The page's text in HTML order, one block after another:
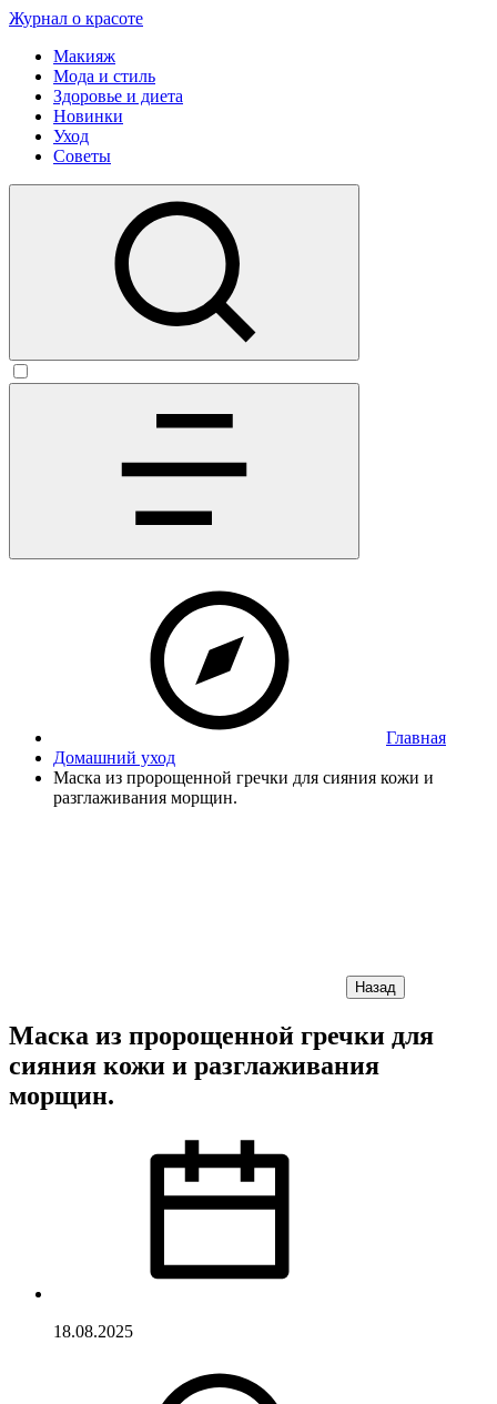
Журнал о красоте
Макияж
Мода и стиль
Здоровье и диета
Новинки
Уход
Советы
Главная
Домашний уход
Маска из пророщенной гречки для сияния кожи и
разглаживания морщин.
Назад
Маска из пророщенной гречки для
сияния кожи и разглаживания
морщин.
18.08.2025